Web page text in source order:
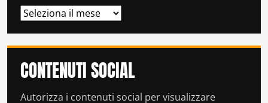
ARCHIVI
CONTENUTI SOCIAL
Autorizza i contenuti social per visualizzare